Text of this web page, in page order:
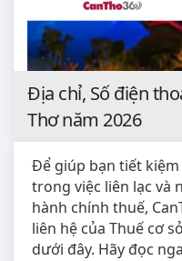
Địa chỉ, Số điện
Thơ năm 2026
Để giúp bạn tiết
trong việc liên lạc và
hành chính thuế,
liên hệ của Thuế cơ
dưới đây. Hãy đọc